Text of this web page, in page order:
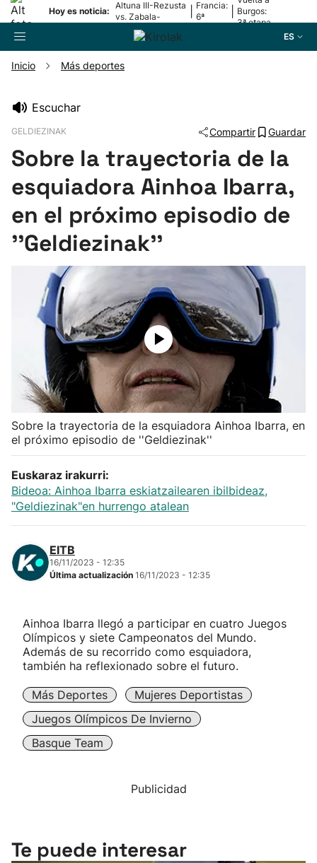
Hoy es noticia:
Altuna III-Rezusta
vs. Zabala-
Zabaleta
Francia:
6ª
Burgos:
3ª etapa
ES
Pelota
Remo
Ciclismo
Herri-kirolak
Balonmano
Kirolak 360
Atletismo
Carreras de montaña
"Helmuga"
Inicio Más deportes
Escuchar
GELDIEZINAK Compartir Guardar
Sobre la trayectoria de la
esquiadora Ainhoa Ibarra,
en el próximo episodio de
''Geldiezinak''
Sobre la trayectoria de la esquiadora Ainhoa Ibarra, en
el próximo episodio de ''Geldiezinak''
Euskaraz irakurri:
Bideoa: Ainhoa Ibarra eskiatzailearen ibilbideaz,
"Geldiezinak"en hurrengo atalean
EITB
16/11/2023 - 12:35
Última actualización 16/11/2023 - 12:35
Ainhoa Ibarra llegó a participar en cuatro Juegos
Olímpicos y siete Campeonatos del Mundo.
Además de su recorrido como esquiadora,
también ha reflexionado sobre el futuro.
Más Deportes
Mujeres Deportistas
Juegos Olímpicos De Invierno
Basque Team
Publicidad
Te puede interesar